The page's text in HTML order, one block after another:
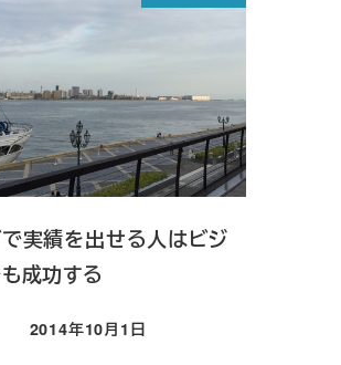
実績を出せる人はビジ
成功する
投稿日
2014年10月1日